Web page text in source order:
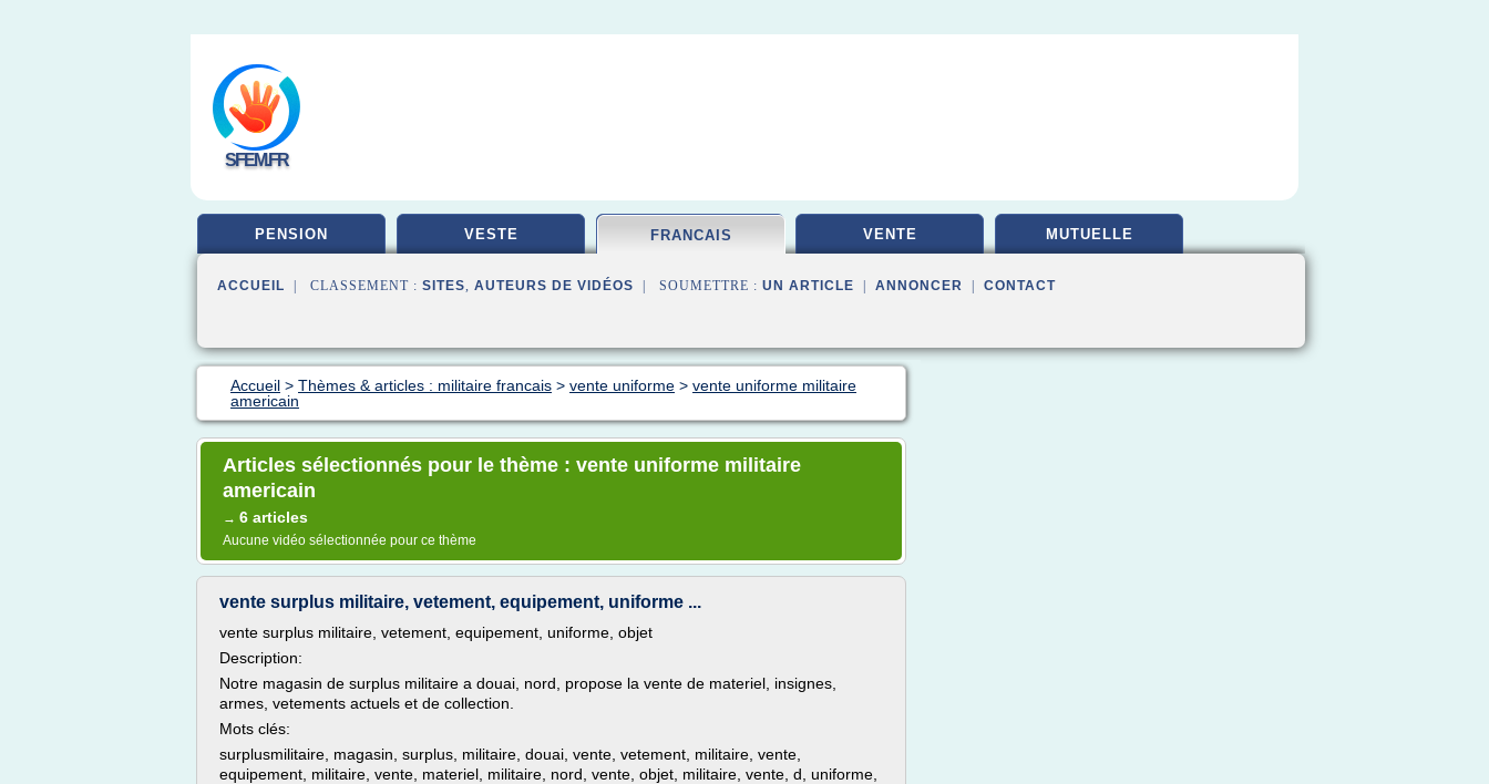
SFEM.FR
PENSION VESTE FRANCAIS VENTE MUTUELLE
ACCUEIL | CLASSEMENT : SITES, AUTEURS DE VIDÉOS | SOUMETTRE : UN ARTICLE ANNONCER CONTACT
Accueil > Thèmes & articles : militaire francais > vente uniforme > vente uniforme militaire
americain
Articles sélectionnés pour le thème : vente uniforme militaire
americain
→ 6 articles
Aucune vidéo sélectionnée pour ce thème
vente surplus militaire, vetement, equipement, uniforme ...
vente surplus militaire, vetement, equipement, uniforme, objet
Description:
Notre magasin de surplus militaire a douai, nord, propose la vente de materiel, insignes,
armes, vetements actuels et de collection.
Mots clés:
surplusmilitaire, magasin, surplus, militaire, douai, vente, vetement, militaire, vente,
equipement, militaire, vente, materiel, militaire, nord, vente, objet, militaire, vente, d, uniforme,